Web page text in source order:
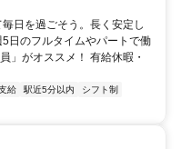
日を過ごそう。長く安定し
日のフルタイムやパートで働
」がオススメ！ 有給休暇・
給 駅近5分以内
シフト制